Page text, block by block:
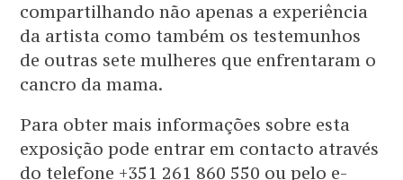
compartilhando não apenas a experiência
da artista como também os testemunhos
de outras sete mulheres que enfrentaram o
cancro da mama.
Para obter mais informações sobre esta
exposição pode entrar em contacto através
do telefone +351 261 860 550 ou pelo e-